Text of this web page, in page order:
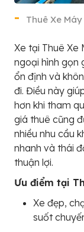
Thuê Xe
Xe tại Thuê Xe
ngoại hình gọn
ổn định và
đi. Điều này
hơn khi tham
giá thuê cũng
nhiều nhu cầu
nhanh và thái
thuận lợi.
Ưu điểm tại
Xe đẹp,
suốt